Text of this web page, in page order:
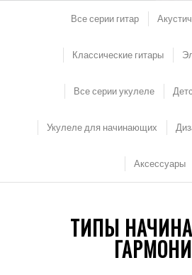
Все серии гитар
Классические гитары
Все серии укулеле
Укулеле для начинающих
Аксессуары
ТИПЫ